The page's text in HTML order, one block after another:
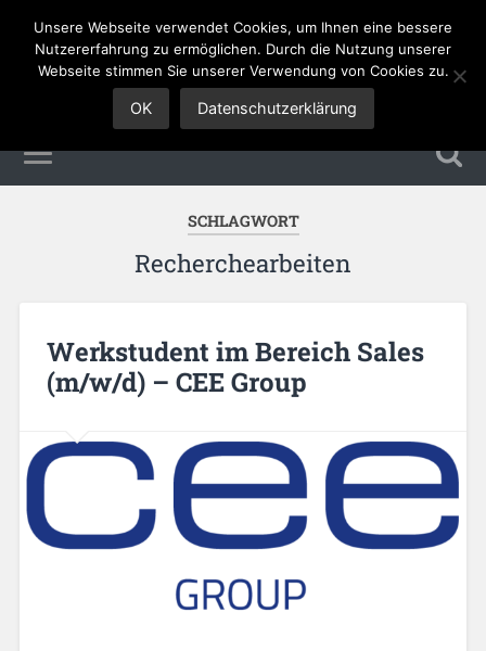
Sales Jobs
SCHLAGWORT
Recherchearbeiten
Werkstudent im Bereich Sales
(m/w/d) – CEE Group
Unsere Webseite verwendet Cookies, um Ihnen eine bessere
Nutzererfahrung zu ermöglichen. Durch die Nutzung unserer
Webseite stimmen Sie unserer Verwendung von Cookies zu.
OK Datenschutzerklärung